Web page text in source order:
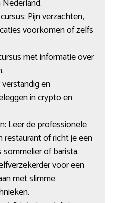
Pijn verzachten,
voorkomen of zelfs
met informatie over
en
in crypto en
Leer de professionele
restaurant of richt je een
sommelier of barista.
voor een
met slimme